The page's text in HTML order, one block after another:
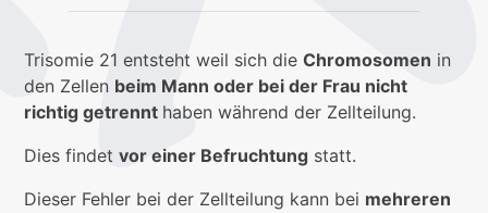
Trisomie 21 entsteht weil sich dieChromosomen in
den Zellen beim Mann oder bei der Frau nicht
richtig getrennt haben während der Zellteilung.
Dies findetvor einer Befruchtung statt.
Dieser Fehler bei der Zellteilung kann bei mehreren